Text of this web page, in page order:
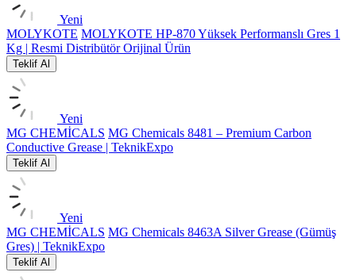
Yeni
MOLYKOTE MOLYKOTE HP-870 Yüksek Performanslı Gres 1
Kg | Resmi Distribütör Orijinal Ürün
Teklif Al
Yeni
MG CHEMİCALS MG Chemicals 8481 – Premium Carbon
Conductive Grease | TeknikExpo
Teklif Al
Yeni
MG CHEMİCALS MG Chemicals 8463A Silver Grease (Gümüş
Gres) | TeknikExpo
Teklif Al